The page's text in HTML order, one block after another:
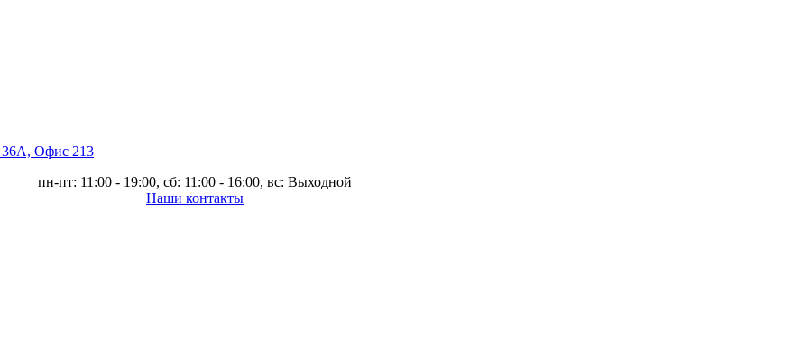
36А, Офис 213
пн-пт: 11:00 - 19:00, сб: 11:00 - 16:00, вс: Выходной
Наши контакты